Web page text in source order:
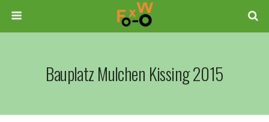
Bauplatz Mulchen Kissing 2015